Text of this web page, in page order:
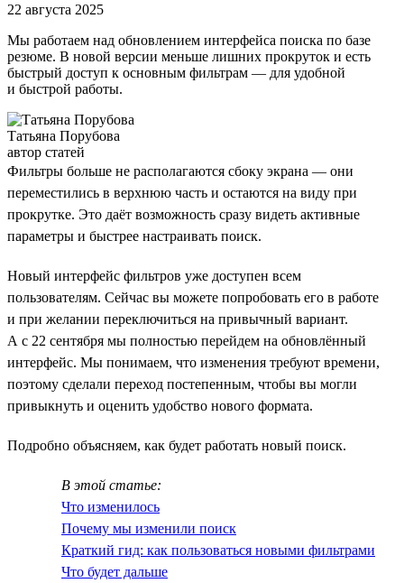
22 августа 2025
Мы работаем над обновлением интерфейса поиска по базе
резюме. В новой версии меньше лишних прокруток и есть
быстрый доступ к основным фильтрам — для удобной
и быстрой работы.
Татьяна Порубова
автор статей
Фильтры больше не располагаются сбоку экрана — они
переместились в верхнюю часть и остаются на виду при
прокрутке. Это даёт возможность сразу видеть активные
параметры и быстрее настраивать поиск.
Новый интерфейс фильтров уже доступен всем
пользователям. Сейчас вы можете попробовать его в работе
и при желании переключиться на привычный вариант.
А с 22 сентября мы полностью перейдем на обновлённый
интерфейс. Мы понимаем, что изменения требуют времени,
поэтому сделали переход постепенным, чтобы вы могли
привыкнуть и оценить удобство нового формата.
Подробно объясняем, как будет работать новый поиск.
В этой статье:
Что изменилось
Почему мы изменили поиск
Краткий гид: как пользоваться новыми фильтрами
Что будет дальше